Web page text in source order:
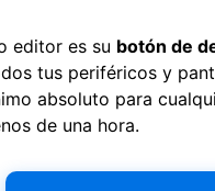
editor es su botón de
tus periféricos y
absoluto para
de una hora.